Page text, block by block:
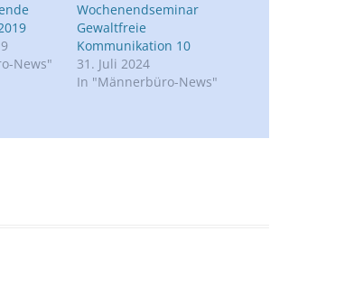
News"
Wochenendseminar
Gewaltfreie
Kommunikation 10
31. Juli 2024
In "Männerbüro-News"